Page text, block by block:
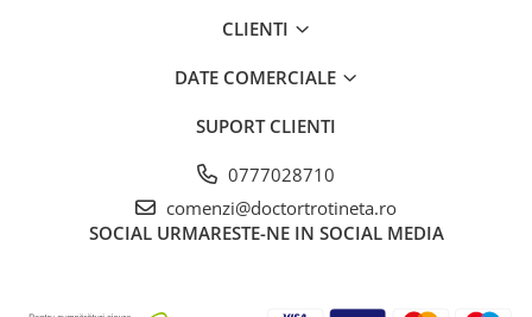
CLIENTI
DATE COMERCIALE
SUPORT CLIENTI
0777028710
comenzi@doctortrotineta.ro
SOCIAL URMARESTE-NE IN SOCIAL MEDIA